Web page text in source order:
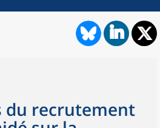
du recrutement